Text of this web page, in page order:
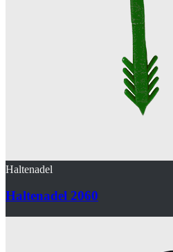
Haltenadel
Haltenadel 2060